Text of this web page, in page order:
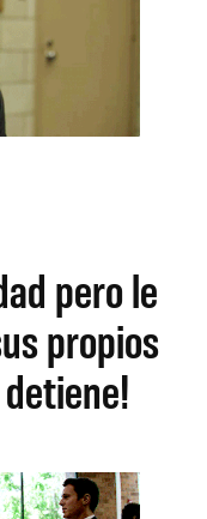
pero le
propios